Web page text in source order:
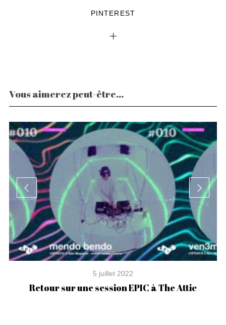
PINTEREST
Vous aimerez peut-être...
5 juillet 2022
Retour sur une session EPIC à The Attic